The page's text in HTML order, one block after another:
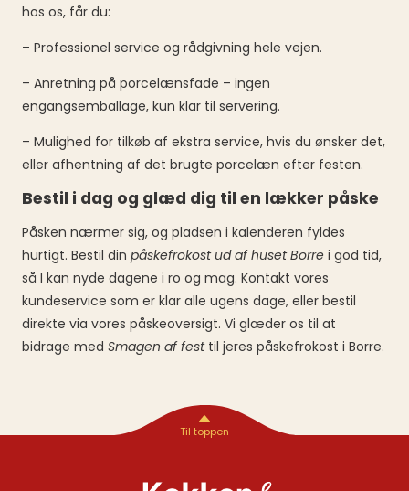
hos os, får du:
– Professionel service og rådgivning hele vejen.
– Anretning på porcelænsfade – ingen
engangsemballage, kun klar til servering.
– Mulighed for tilkøb af ekstra service, hvis du ønsker det,
eller afhentning af det brugte porcelæn efter festen.
Bestil i dag og glæd dig til en lækker påske
Påsken nærmer sig, og pladsen i kalenderen fyldes
hurtigt. Bestil din påskefrokost ud af huset Borre i god tid,
så I kan nyde dagene i ro og mag. Kontakt vores
kundeservice som er klar alle ugens dage, eller bestil
direkte via vores påskeoversigt. Vi glæder os til at
bidrage med Smagen af festtil jeres påskefrokost i Borre.